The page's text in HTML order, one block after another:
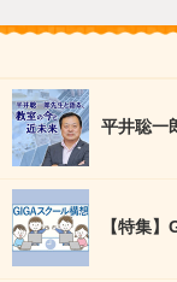
平井聡一
【特集